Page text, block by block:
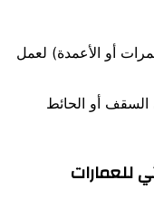
أو الأعمدة) لعمل
أو الحائط
للعمارات